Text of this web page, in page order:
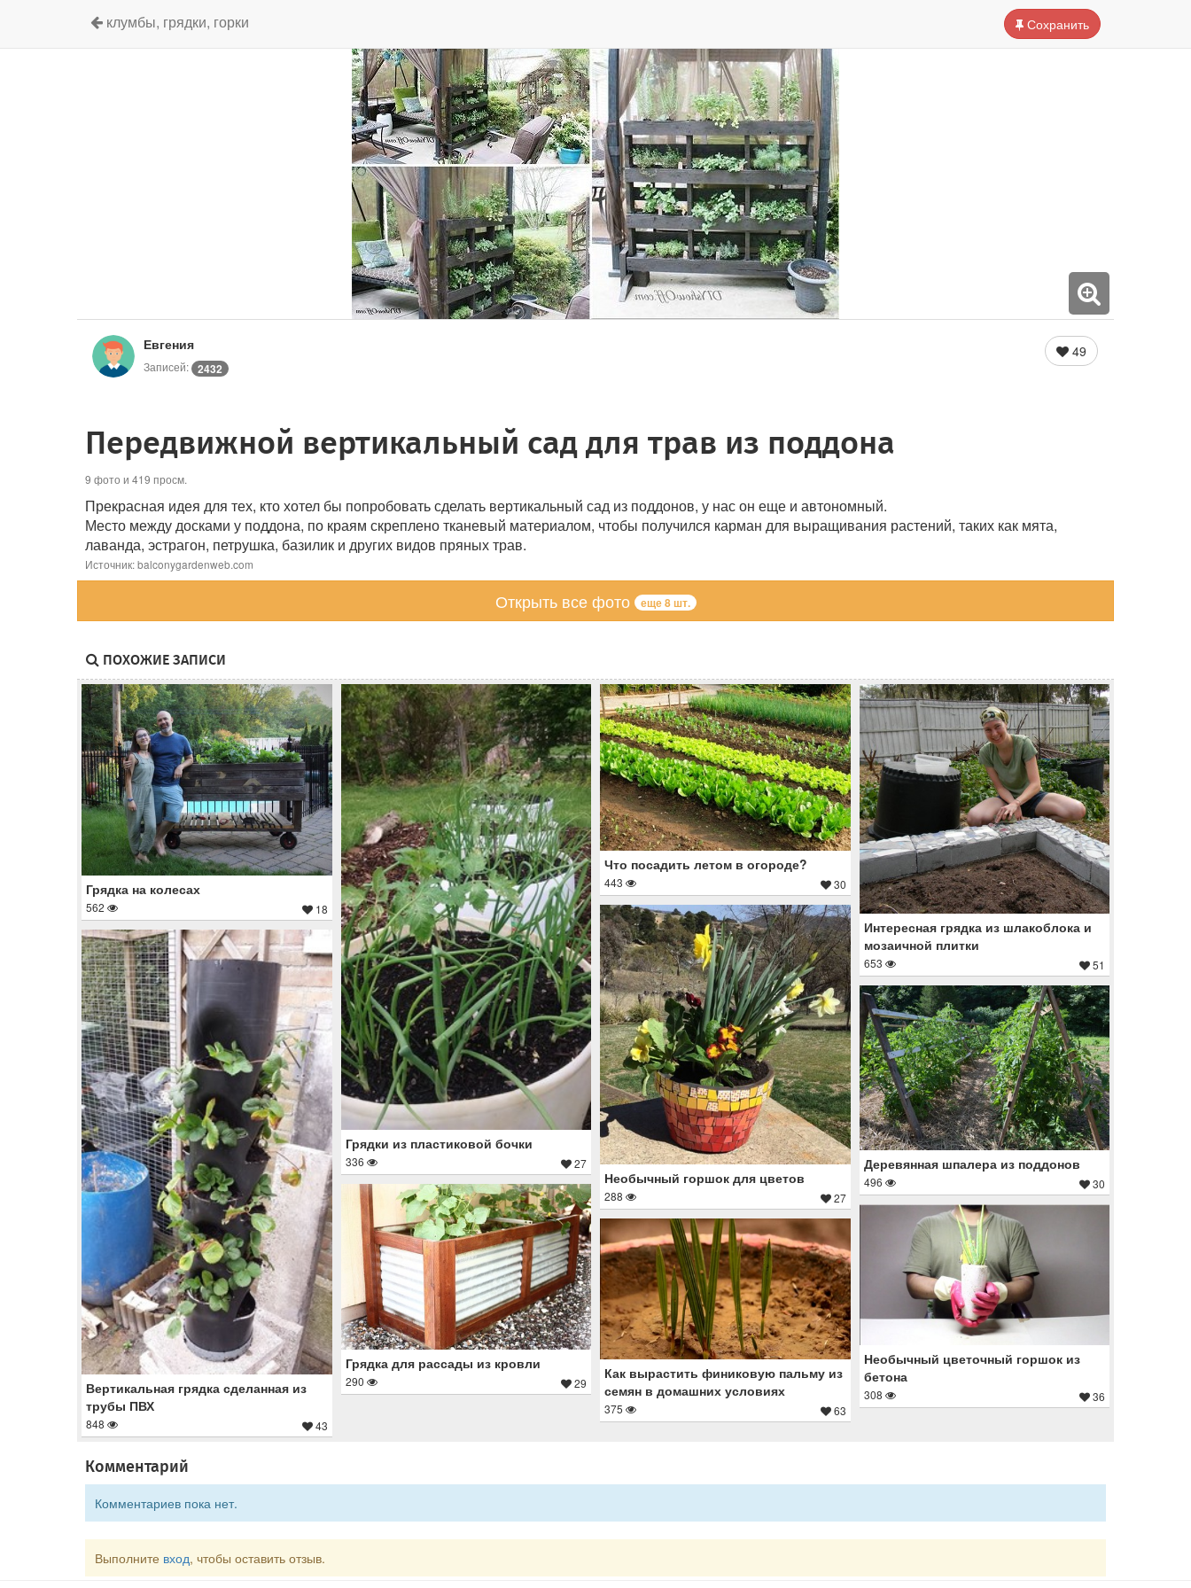
Сохранить
клумбы, грядки, горки
Евгения
Записей: 2432
49
Передвижной вертикальный сад для трав из поддона
9 фото и 419 просм.
Прекрасная идея для тех, кто хотел бы попробовать сделать вертикальный сад из поддонов, у нас он еще и автономный.
Место между досками у поддона, по краям скреплено тканевый материалом, чтобы получился карман для выращивания растений, таких как мята,
лаванда, эстрагон, петрушка, базилик и других видов пряных трав.
Источник: balconygardenweb.com
Открыть все фото еще 8 шт.
ПОХОЖИЕ ЗАПИСИ
Грядка на колесах
562 18
Грядки из пластиковой бочки
336 27
Что посадить летом в огороде?
443 30
Интересная грядка из шлакоблока и
мозаичной плитки
653 51
Необычный горшок для цветов
288 27
Вертикальная грядка сделанная из
трубы ПВХ
848 43
Деревянная шпалера из поддонов
496 30
Грядка для рассады из кровли
290 29
Необычный цветочный горшок из
бетона
308 36
Как вырастить финиковую пальму из
семян в домашних условиях
375 63
Комментарий
Комментариев пока нет.
Выполните вход, чтобы оставить отзыв.